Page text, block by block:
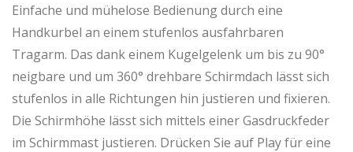
Einfache und mühelose Bedienung durch eine
Handkurbel an einem stufenlos ausfahrbaren
Tragarm. Das dank einem Kugelgelenk um bis zu 90°
neigbare und um 360° drehbare Schirmdach lässt sich
stufenlos in alle Richtungen hin justieren und fixieren.
Die Schirmhöhe lässt sich mittels einer Gasdruckfeder
im Schirmmast justieren. Drücken Sie auf Play für eine